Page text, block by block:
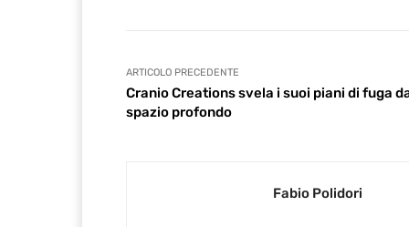
ARTICOLO PRECEDENTE
Cranio Creations svela i suoi piani di fuga
spazio profondo
Fabio Polidori